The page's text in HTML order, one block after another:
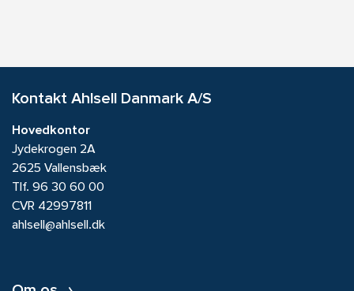
Kontakt Ahlsell Danmark A/S
Hovedkontor
Jydekrogen 2A
2625 Vallensbæk
Tlf. 96 30 60 00
CVR 42997811
ahlsell@ahlsell.dk